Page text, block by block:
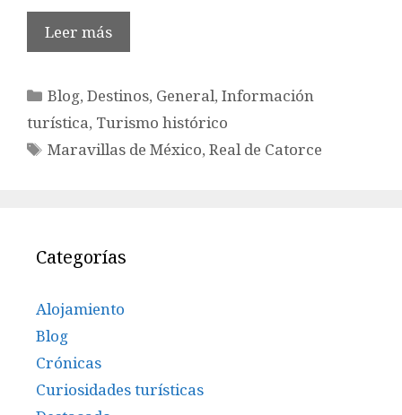
Leer más
Categorías
Blog,Destinos, General,Información
turística, Turismo histórico
Etiquetas
Maravillas de México,Real de Catorce
Categorías
Alojamiento
Blog
Crónicas
Curiosidades turísticas